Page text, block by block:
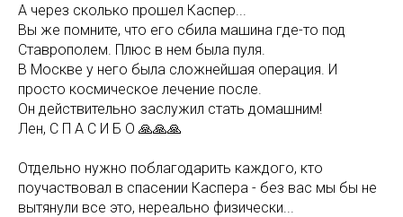
А через сколько прошел Каспер...
Вы же помните, что его сбила машина где-то под
Ставрополем. Плюс в нем была пуля.
В Москве у него была сложнейшая операция. И
просто космическое лечение после.
Он действительно заслужил стать домашним!
Лен, С П А С И Б О 🙏🙏🙏
Отдельно нужно поблагодарить каждого, кто
поучаствовал в спасении Каспера - без вас мы бы не
вытянули все это, нереально физически...